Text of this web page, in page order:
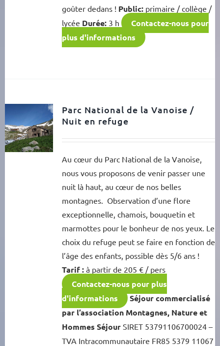
goûter dedans ! Public:primaire / collège /
lycée Durée:3 h
Contactez-nous pour
plus d'informations
Parc National de la Vanoise /
Nuit en refuge
Au cœur du Parc National de la Vanoise,
nous vous proposons de venir passer une
nuit là haut, au cœur de nos belles
montagnes. Observation d’une flore
exceptionnelle, chamois, bouquetin et
marmottes pour le bonheur de nos yeux. Le
choix du refuge peut se faire en fonction de
l’âge des enfants, possible dès 5/6 ans !
Tarif :à partir de 205 € / pers
Contactez-nous pour plus
d'informations
Séjour commercialisé
par l’association Montagnes, Nature et
Hommes SéjourSIRET 53791106700024 –
TVA Intracommunautaire FR85 5379 11067